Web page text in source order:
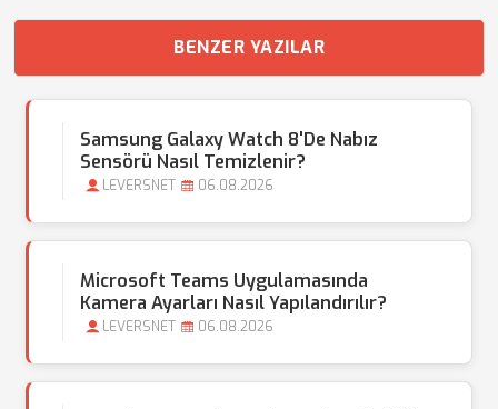
BENZER YAZILAR
Samsung Galaxy Watch 8'de Nabız
Sensörü Nasıl Temizlenir?
LEVERSNET 06.08.2026
Microsoft Teams Uygulamasında
Kamera Ayarları Nasıl Yapılandırılır?
LEVERSNET 06.08.2026